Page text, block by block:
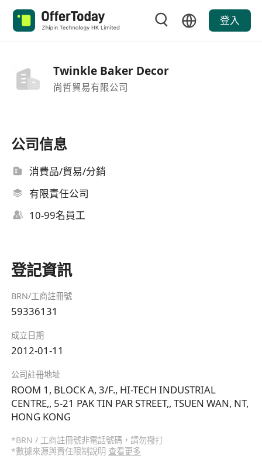
登入
Twinkle Baker Decor
尚哲貿易有限公司
公司信息
消費品/貿易/分銷
有限責任公司
10-99名員工
登記資訊
BRN/工商註冊號
59336131
成立日期
2012-01-11
公司註冊地址
ROOM 1, BLOCK A, 3/F., HI-TECH INDUSTRIAL
CENTRE,, 5-21 PAK TIN PAR STREET,, TSUEN WAN, NT,
HONG KONG
*BRN / 工商註冊號非電話號碼，請勿撥打
*數據來源與責任限制說明 查看更多